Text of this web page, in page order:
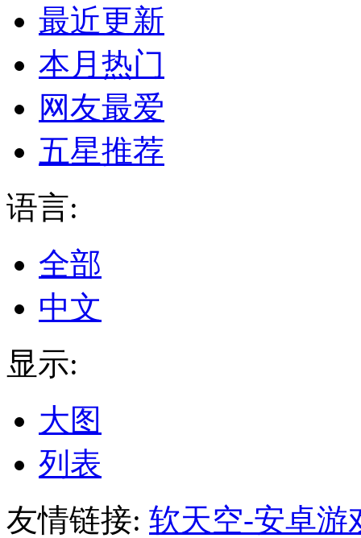
最近更新
本月热门
网友最爱
五星推荐
语言:
全部
中文
显示:
大图
列表
友情链接: 软天空-安卓游